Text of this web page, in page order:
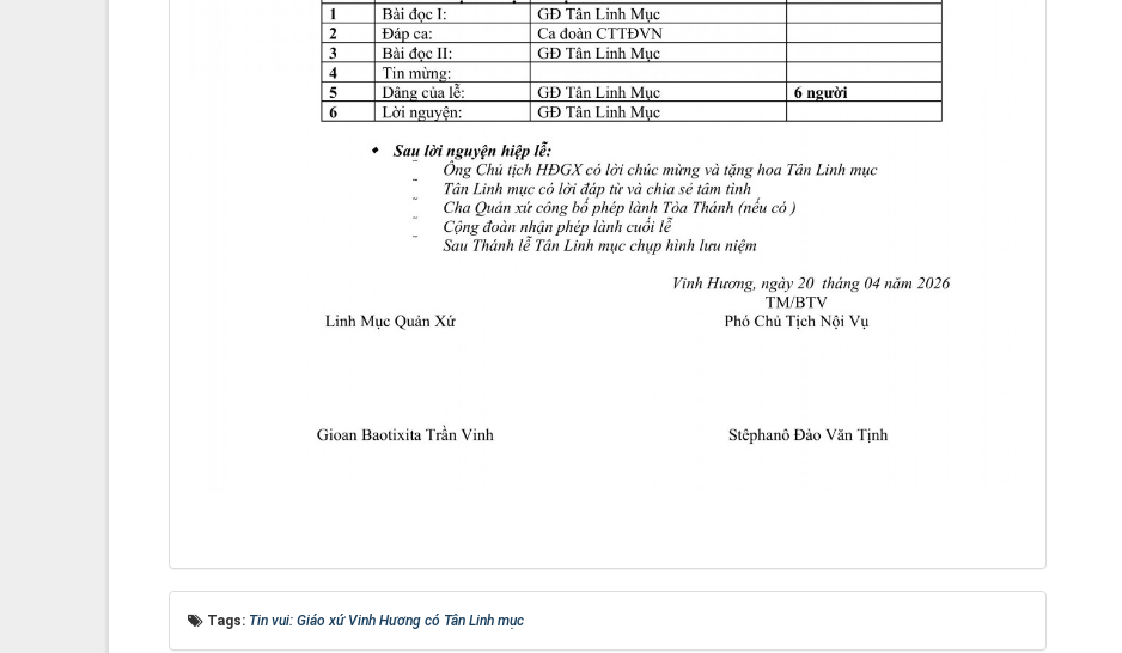
Tags: Tin vui: Giáo xứ Vinh Hương có Tân Linh mục